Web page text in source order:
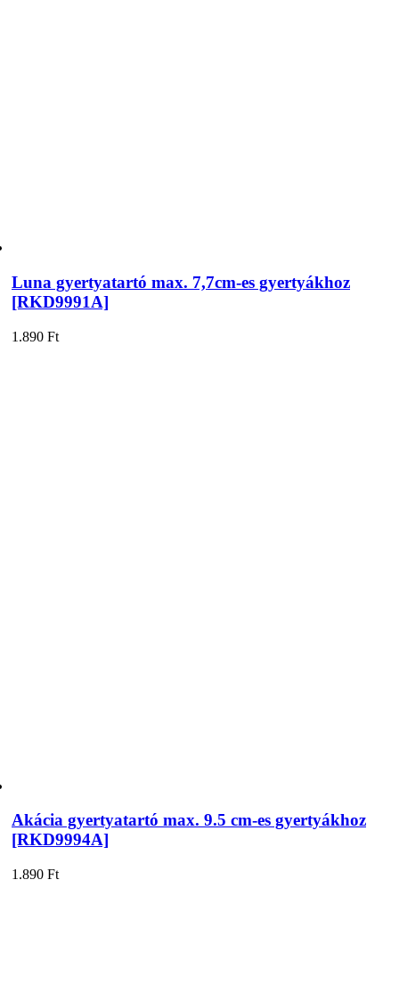
Luna gyertyatartó max. 7,7cm-es gyertyákhoz
[RKD9991A]
1.890 Ft
Akácia gyertyatartó max. 9.5 cm-es gyertyákhoz
[RKD9994A]
1.890 Ft